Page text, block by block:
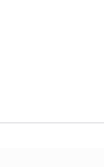
）
服务中心（需提前预约